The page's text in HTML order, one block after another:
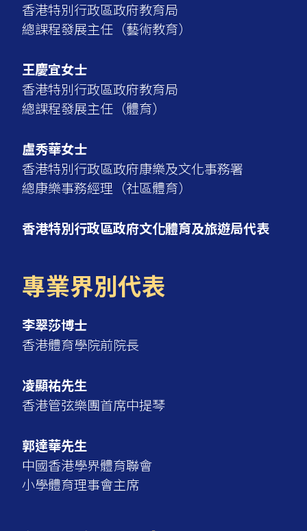
香港特別行政區政府教育局
總課程發展主任（藝術教育）
王慶宜女士
香港特別行政區政府教育局
總課程發展主任（體育）
盧秀華女士
香港特別行政區政府康樂及文化事務署
總康樂事務經理（社區體育）
香港特別行政區政府文化體育及旅遊局代表
專業界別代表
李翠莎博士
香港體育學院前院長
凌顯祐先生
香港管弦樂團首席中提琴
郭達華先生
中國香港學界體育聯會
小學體育理事會主席